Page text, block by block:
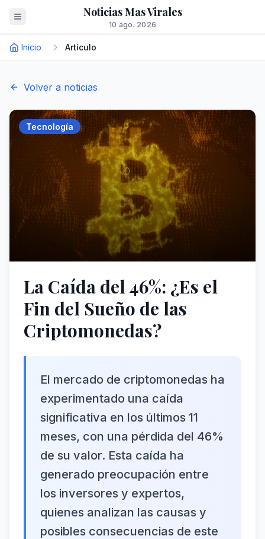
Noticias Mas Virales
10 ago. 2026
Inicio Artículo
Volver a noticias
Tecnología
La Caída del 46%: ¿Es el
Fin del Sueño de las
Criptomonedas?
El mercado de criptomonedas ha
experimentado una caída
significativa en los últimos 11
meses, con una pérdida del 46%
de su valor. Esta caída ha
generado preocupación entre
los inversores y expertos,
quienes analizan las causas y
posibles consecuencias de este